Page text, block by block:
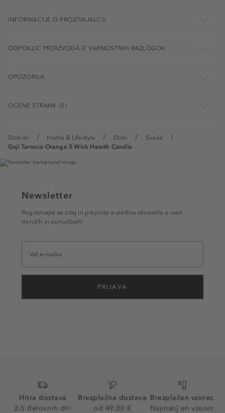
Domov Home & Lifestyle Dom
Sveče
Goji Tarocco Orange 5 Wick Hearth Candle
INFORMACIJE O PROIZVAJALCU
ODPOKLIC PROIZVODA IZ VARNOSTNIH RAZLOGOV
OPOZORILA
OCENE STRANK (0)
Newsletter
Registrirajte se zdaj in prejmite e-poštna obvestila o vseh
trendih in ponudbah!
PRIJAVA
Hitra dostava
2-5 delovnih dni
Brezplačna dostava
od 49,00 €
Brezplačen vzorec
Najmanj en vzorec